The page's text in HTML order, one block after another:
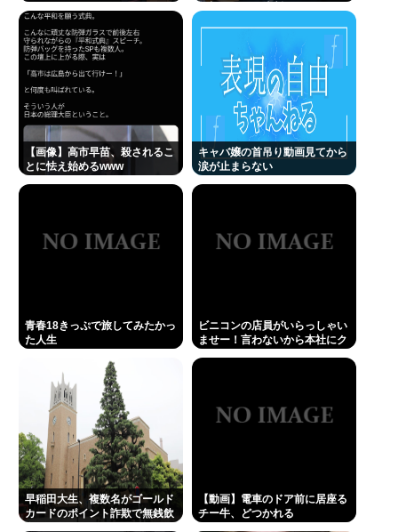
ここ数年「どっちもどっち」とか「まだわからない
から叩くな」とかゆうチキン野郎が増えたけどどっ
から来たの？(´・ω・`)
立川志らく、ヒカルを弟子にしたことへの「談志が
泣いてるぞ」の声を”一言”でピシャリ
【動画】手術中に熊本地震直撃やばすぎwww
影山優佳、フォトエッセイが販売から 5日で重版決
ル」を破って既婚の元宝塚女優・花乃まりあと連日
Powered by livedoor 相互RSS
【画像】高市早苗、殺されるこ
とに怯え始めるwww
キャバ嬢の首吊り動画見てから
涙が止まらない
青春18きっぷで旅してみたかっ
た人生
ビニコンの店員がいらっしゃい
ませー！言わないから本社にク
早稲田大生、複数名がゴールド
カードのポイント詐欺で無銭飲
【動画】電車のドア前に居座る
チー牛、どつかれる